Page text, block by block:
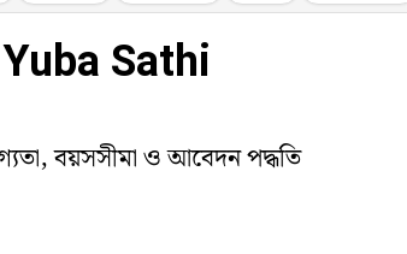
Sathi
বয়সসীমা ও আবেদন পদ্ধতি